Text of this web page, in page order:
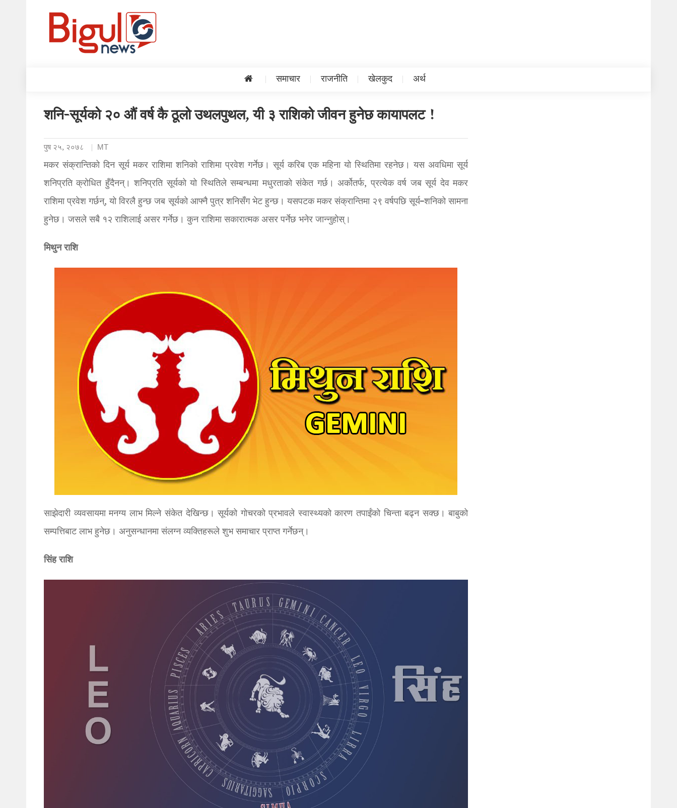
समाचार राजनीति खेलकुद अर्थ
शनि-सूर्यको २० औं वर्ष कै ठूलो उथलपुथल, यी ३ राशिको जीवन हुनेछ कायापलट !
पुष २५, २०७८ MT
मकर संक्रान्तिको दिन सूर्य मकर राशिमा शनिको राशिमा प्रवेश गर्नेछ। सूर्य करिब एक महिना यो स्थितिमा रहनेछ। यस अवधिमा सूर्य
शनिप्रति क्रोधित हुँदैनन्। शनिप्रति सूर्यको यो स्थितिले सम्बन्धमा मधुरताको संकेत गर्छ। अर्कोतर्फ, प्रत्येक वर्ष जब सूर्य देव मकर
राशिमा प्रवेश गर्छन्, यो विरलै हुन्छ जब सूर्यको आफ्नै पुत्र शनिसँग भेट हुन्छ। यसपटक मकर संक्रान्तिमा २९ वर्षपछि सूर्य–शनिको सामना
हुनेछ। जसले सबै १२ राशिलाई असर गर्नेछ। कुन राशिमा सकारात्मक असर पर्नेछ भनेर जान्नुहोस्।
मिथुन राशि
साझेदारी व्यवसायमा मनग्य लाभ मिल्ने संकेत देखिन्छ। सूर्यको गोचरको प्रभावले स्वास्थ्यको कारण तपाईंको चिन्ता बढ्न सक्छ। बाबुको
सम्पत्तिबाट लाभ हुनेछ। अनुसन्धानमा संलग्न व्यक्तिहरूले शुभ समाचार प्राप्त गर्नेछन्।
सिंह राशि